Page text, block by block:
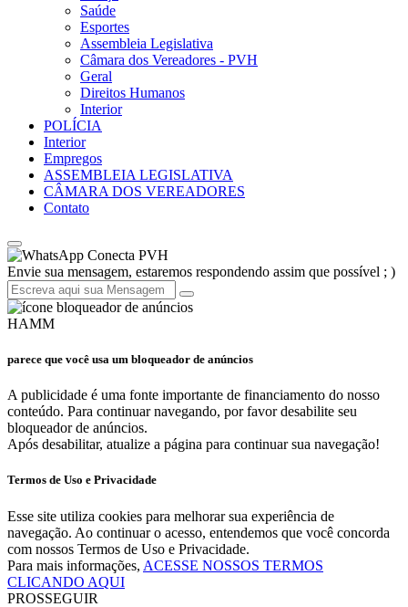
Saúde
Esportes
Assembleia Legislativa
Câmara dos Vereadores - PVH
Geral
Direitos Humanos
Interior
POLÍCIA
Interior
Empregos
ASSEMBLEIA LEGISLATIVA
CÂMARA DOS VEREADORES
Contato
Conecta PVH
Envie sua mensagem, estaremos respondendo assim que possível ; )
HAMM
parece que você usa um bloqueador de anúncios
A publicidade é uma fonte importante de financiamento do nosso
conteúdo. Para continuar navegando, por favor desabilite seu
bloqueador de anúncios.
Após desabilitar, atualize a página para continuar sua navegação!
Termos de Uso e Privacidade
Esse site utiliza cookies para melhorar sua experiência de
navegação. Ao continuar o acesso, entendemos que você concorda
com nossos Termos de Uso e Privacidade.
Para mais informações, ACESSE NOSSOS TERMOS
CLICANDO AQUI
PROSSEGUIR